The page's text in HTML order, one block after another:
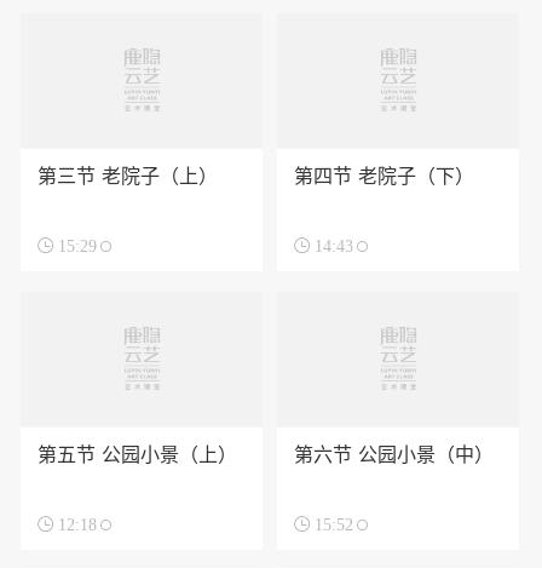
第三节 老院子（上）
 15:29
第四节 老院子（下）
 14:43
第五节 公园小景（上）
 12:18
第六节 公园小景（中）
 15:52